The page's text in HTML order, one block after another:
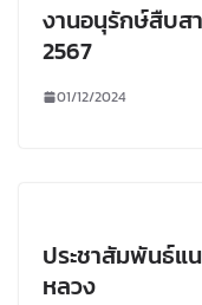
งานอนุรักษ์สืบส
2567
01/12/2024
ประชาสัมพันธ์แ
หลวง